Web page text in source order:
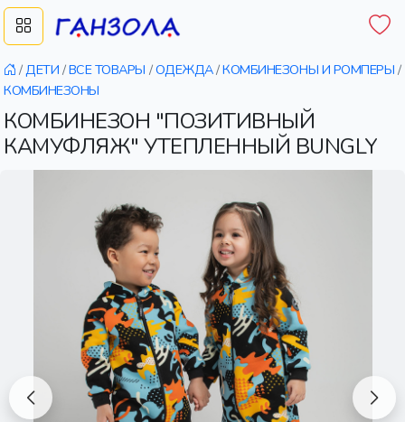
/ДЕТИ /ВСЕ ТОВАРЫ /ОДЕЖДА/КОМБИНЕЗОНЫ И РОМПЕРЫ /
КОМБИНЕЗОНЫ
КОМБИНЕЗОН "ПОЗИТИВНЫЙ
КАМУФЛЯЖ" УТЕПЛЕННЫЙ BUNGLY